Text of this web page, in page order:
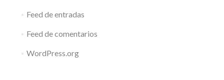
Feed de entradas
Feed de comentarios
WordPress.org